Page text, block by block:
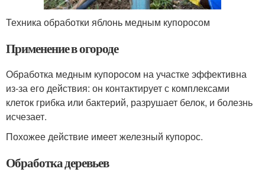
Техника обработки яблонь медным купоросом
Применение в огороде
Обработка медным купоросом на участке эффективна
из-за его действия: он контактирует с комплексами
клеток грибка или бактерий, разрушает белок, и болезнь
исчезает.
Похожее действие имеет железный купорос.
Обработка деревьев